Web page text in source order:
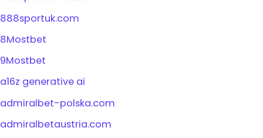
888sportuk.com
8Mostbet
9Mostbet
a16z generative ai
admiralbet-polska.com
admiralbetaustria.com